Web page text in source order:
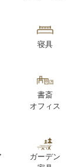
寝具
書斎
オフィス
ガーデン